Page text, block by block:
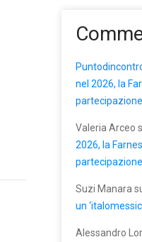
nel 2026, la
partecipazione
Valeria Arceo
2026, la
partecipazione
Suzi Manara
un
Alessandro